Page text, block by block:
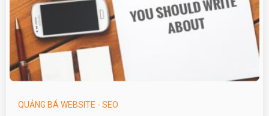
QUẢNG BÁ WEBSITE - SEO